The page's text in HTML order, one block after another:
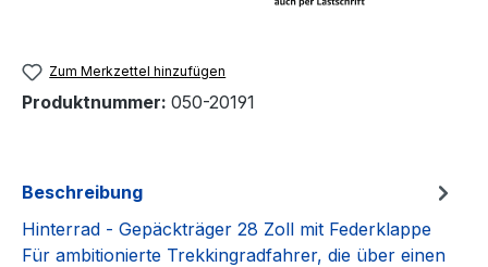
Zum Merkzettel hinzufügen
Produktnummer: 050-20191
Beschreibung
Hinterrad - Gepäckträger 28 Zoll mit Federklappe
Für ambitionierte Trekkingradfahrer, die über einen